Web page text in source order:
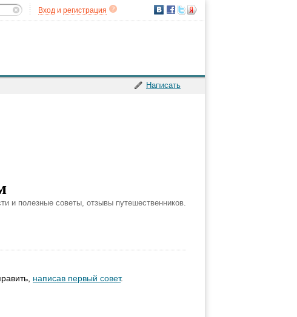
Вход и регистрация
Написать
и полезные советы, отзывы путешественников.
написав первый совет.